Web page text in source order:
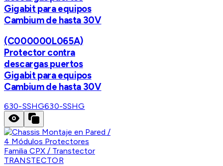
Gigabit para equipos
Cambium de hasta 30V
(C000000L065A)
Protector contra
descargas puertos
Gigabit para equipos
Cambium de hasta 30V
630-SSHG630-SSHG
TRANSTECTOR